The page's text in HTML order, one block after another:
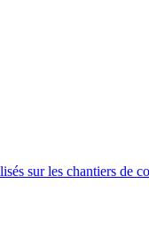
sur les chantiers de